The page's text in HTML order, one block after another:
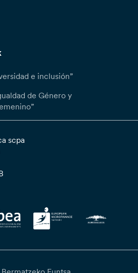
e inclusión”
de Género y
scpa